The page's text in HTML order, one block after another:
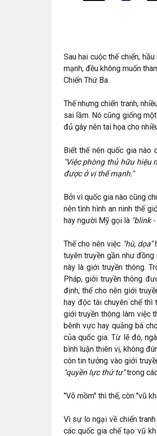
Sau hai cuộc thế chiến,
mạnh, đều không muốn
Chiến Thứ Ba.
Thế nhưng chiến tranh,
sai lầm. Nó cũng giống
đủ gây nên tai họa cho
Biết thế nên quốc gia nào
"Việc phòng thủ hữu hiệu
được ở vị thế mạnh."
Bởi vì quốc gia nào cũng
nên tình hình an ninh thế
hay người Mỹ gọi là "blink
Thế cho nên việc "hù, dọa"
tuyên truyền gần như
này là giới truyền thông.
Pháp, giới truyền thông
định, thế cho nên giới
hay độc tài chuyên chế thì
giới truyền thông làm việc
bênh vực hay quảng bá
của quốc gia. Từ lẽ đó,
bình luận thiên vị, không
còn tin tưởng vào giới
"quyền lực thứ tư"trong
"Võ mồm" thì thế, còn "vũ
Vì sự lo ngại về chiến
các quốc gia chế tạo vũ